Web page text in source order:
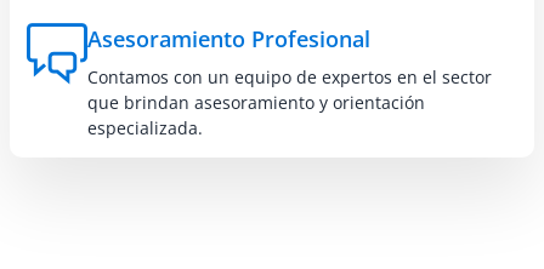
Asesoramiento Profesional
Contamos con un equipo de expertos en el sector
que brindan asesoramiento y orientación
especializada.